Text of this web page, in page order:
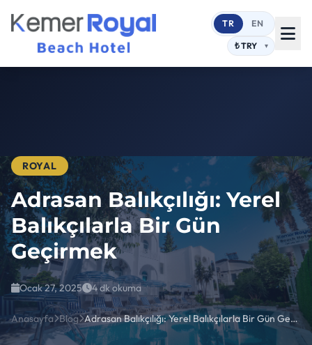
TR EN
ROYAL
Adrasan Balıkçılığı: Yerel
Balıkçılarla Bir Gün
Geçirmek
Ocak 27, 2025 4 dk okuma
Anasayfa Blog Adrasan Balıkçılığı: Yerel Balıkçılarla Bir Gün Geçirmek